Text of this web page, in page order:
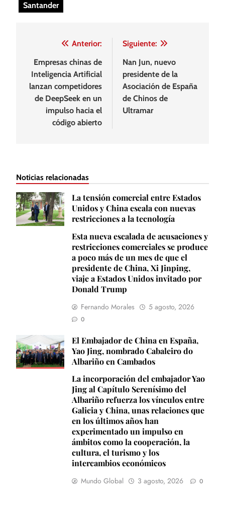
Santander
Navegación
de
entradas
Anterior:
Empresas chinas de
Inteligencia Artificial
lanzan competidores
de DeepSeek en un
impulso hacia el
código abierto
Siguiente:
Nan Jun, nuevo
presidente de la
Asociación de España
de Chinos de
Ultramar
Noticias relacionadas
La tensión comercial entre Estados
Unidos y China escala con nuevas
restricciones a la tecnología
Esta nueva escalada de acusaciones y
restricciones comerciales se produce
a poco más de un mes de que el
presidente de China, Xi Jinping,
viaje a Estados Unidos invitado por
Donald Trump
Fernando Morales 5 agosto, 2026
0
El Embajador de China en España,
Yao Jing, nombrado Cabaleiro do
Albariño en Cambados
La incorporación del embajador Yao
Jing al Capítulo Serenísimo del
Albariño refuerza los vínculos entre
Galicia y China, unas relaciones que
en los últimos años han
experimentado un impulso en
ámbitos como la cooperación, la
cultura, el turismo y los
intercambios económicos
Mundo Global 3 agosto, 2026 0